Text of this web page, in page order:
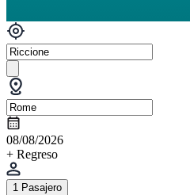
08/08/2026
+ Regreso
1 Pasajero